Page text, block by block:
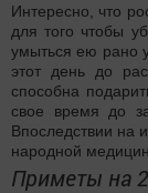
Интересно, что
для того чтобы
умыться ею рано
этот день до
способна
свое время до
Впоследствии на
народной
Приметы на